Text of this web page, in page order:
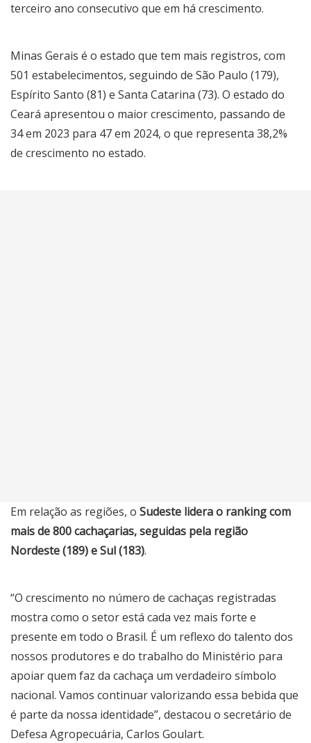
terceiro ano consecutivo que em há crescimento.
Minas Gerais é o estado que tem mais registros, com
501 estabelecimentos, seguindo de São Paulo (179),
Espírito Santo (81) e Santa Catarina (73). O estado do
Ceará apresentou o maior crescimento, passando de
34 em 2023 para 47 em 2024, o que representa 38,2%
de crescimento no estado.
Em relação as regiões, o Sudeste lidera o ranking com
mais de 800 cachaçarias, seguidas pela região
Nordeste (189) e Sul (183).
“O crescimento no número de cachaças registradas
mostra como o setor está cada vez mais forte e
presente em todo o Brasil. É um reflexo do talento dos
nossos produtores e do trabalho do Ministério para
apoiar quem faz da cachaça um verdadeiro símbolo
nacional. Vamos continuar valorizando essa bebida que
é parte da nossa identidade”, destacou o secretário de
Defesa Agropecuária, Carlos Goulart.